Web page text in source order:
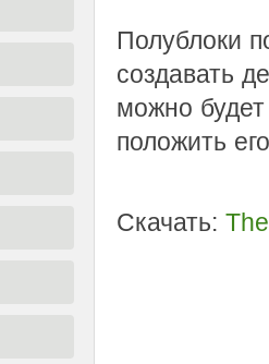
Полублоки
создавать
можно
положить
Скачать: